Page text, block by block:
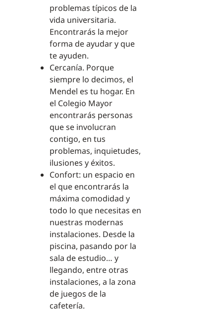
problemas típicos de la
vida universitaria.
Encontrarás la mejor
forma de ayudar y que
te ayuden.
Cercanía. Porque
siempre lo decimos, el
Mendel es tu hogar. En
el Colegio Mayor
encontrarás personas
que se involucran
contigo, en tus
problemas, inquietudes,
ilusiones y éxitos.
Confort: un espacio en
el que encontrarás la
máxima comodidad y
todo lo que necesitas en
nuestras modernas
instalaciones. Desde la
piscina, pasando por la
sala de estudio… y
llegando, entre otras
instalaciones, a la zona
de juegos de la
cafetería.